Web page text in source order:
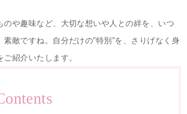
や趣味など、大切な想いや人との絆を、いつ
敵ですね。自分だけの”特別”を、さりげなく身
紹介いたします。